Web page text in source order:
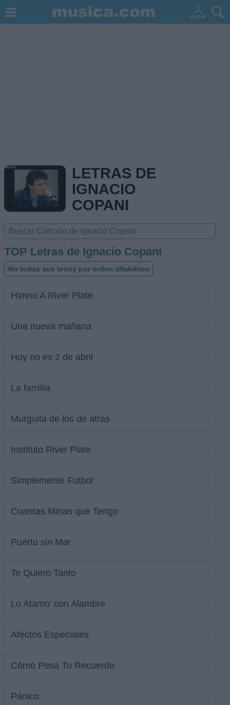
LETRAS DE
IGNACIO
COPANI
TOP Letras de Ignacio Copani
Ver todas sus letras por orden alfabético
Himno A River Plate
Una nueva mañana
Hoy no es 2 de abril
La familia
Murguita de los de atras
Instituto River Plate
Simplemente Futbol
Cuantas Minas que Tengo
Puerto sin Mar
Te Quiero Tanto
Lo Atamo' con Alambre
Afectos Especiales
Cómo Pesa Tu Recuerdo
Pánico